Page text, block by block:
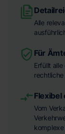
Alle
Für
Erfüllt
Flexibel
Vom